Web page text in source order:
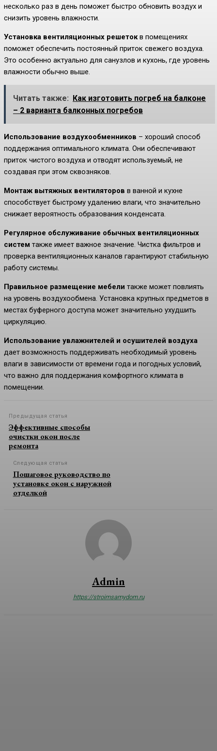
несколько раз в день поможет быстро обновить воздух и
снизить уровень влажности.
Установка вентиляционных решетокв помещениях
поможет обеспечить постоянный приток свежего воздуха.
Это особенно актуально для санузлов и кухонь, где уровень
влажности обычно выше.
Читать также: Как изготовить погреб на балконе
– 2 варианта балконных погребов
Использование воздухообменников – хороший способ
поддержания оптимального климата. Они обеспечивают
приток чистого воздуха и отводят используемый, не
создавая при этом сквозняков.
Монтаж вытяжных вентиляторов в ванной и кухне
способствует быстрому удалению влаги, что значительно
снижает вероятность образования конденсата.
Регулярное обслуживание обычных вентиляционных
систем также имеет важное значение. Чистка фильтров и
проверка вентиляционных каналов гарантируют стабильную
работу системы.
Правильное размещение мебели также может повлиять
на уровень воздухообмена. Установка крупных предметов в
местах буферного доступа может значительно ухудшить
циркуляцию.
Использование увлажнителей и осушителей воздуха
дает возможность поддерживать необходимый уровень
влаги в зависимости от времени года и погодных условий,
что важно для поддержания комфортного климата в
помещении.
Предыдущая статья
Эффективные способы
очистки окон после
ремонта
Следующая статья
Пошаговое руководство по
установке окон с наружной
отделкой
Admin
https://stroimsamydom.ru